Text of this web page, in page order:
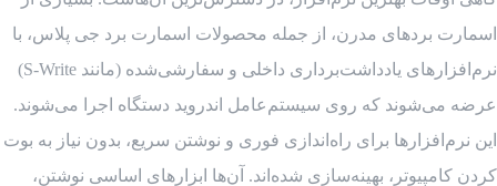
اسمارت بردهای مدرن، از جمله محصولات اسمارت برد جی پلاس، با
نرم‌افزارهای یادداشت‌برداری داخلی و سفارشی‌شده (مانند S-Write)
عرضه می‌شوند که روی سیستم‌عامل اندروید دستگاه اجرا می‌شوند.
این نرم‌افزارها برای راه‌اندازی فوری و نوشتن سریع، بدون نیاز به بوت
کردن کامپیوتر، بهینه‌سازی شده‌اند. آن‌ها ابزارهای اساسی نوشتن،